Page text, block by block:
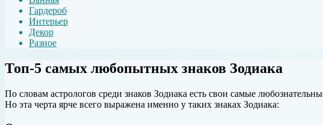
Гардероб
Интерьер
Декор
Разное
Топ-5 самых любопытных знаков Зодиака
По словам астрологов среди знаков Зодиака есть свои самые
Но эта черта ярче всего выражена именно у таких знаках Зодиака: